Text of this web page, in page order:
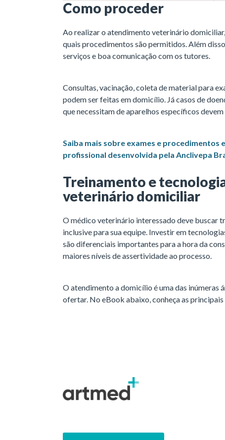
Como proceder
Ao realizar o atendimento veterinário
quais procedimentos são permitidos. Além
serviços e boa comunicação com os tutores.
Consultas, vacinação, coleta de material para
podem ser feitas em domicílio. Já casos de
que necessitam de aparelhos específicos
Saiba mais sobre exames e procedimentos
profissional desenvolvida pela Anclivepa
Treinamento e
veterinário domiciliar
O médico veterinário interessado deve buscar
inclusive para sua equipe. Investir em
são diferenciais importantes para a hora da
maiores níveis de assertividade ao processo.
O atendimento a domicílio é uma das inúmeras
ofertar. No eBook abaixo, conheça as